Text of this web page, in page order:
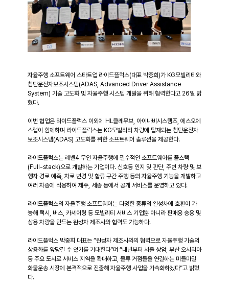
자율주행 소프트웨어 스타트업 라이드플럭스(대표 박중희)가 KG모빌리티와
첨단운전자보조시스템(ADAS, Advanced Driver Assistance
System) 기술 고도화 및 자율주행 시스템 개발을 위해 협력한다고 26일 밝
혔다.
이번 협업은 라이드플럭스 이외에 HL클레무브, 아이나비시스템즈, 에스오에
스랩이 함께하며 라이드플럭스는 KG모빌리티 차량에 탑재되는 첨단운전자
보조시스템(ADAS) 고도화를 위한 소프트웨어 솔루션을 제공한다.
라이드플럭스는 레벨4 무인 자율주행에 필수적인 소프트웨어를 풀스택
(Full-stack)으로 개발하는 기업이다. 신호등 인지 및 판단, 주변 차량 및 보
행자 경로 예측, 차로 변경 및 합류 구간 주행 등의 자율주행 기능을 개발하고
여러 차종에 적용하여 제주, 세종 등에서 공개 서비스를 운영하고 있다.
라이드플럭스의 자율주행 소프트웨어는 다양한 종류의 완성차에 호환이 가
능해 택시, 버스, 카셰어링 등 모빌리티 서비스 기업뿐 아니라 판매용 승용 및
상용 차량을 만드는 완성차 제조사와 협력도 가능하다.
라이드플럭스 박중희 대표는 “완성차 제조사와의 협력으로 자율주행 기술의
상용화를 앞당길 수 있기를 기대한다”며 “내년부터 서울 상암, 부산 오시리아
등 주요 도시로 서비스 지역을 확대하고, 물류 거점들을 연결하는 미들마일
화물운송 시장에 본격적으로 진출해 자율주행 사업을 가속화하겠다”고 밝혔
다.